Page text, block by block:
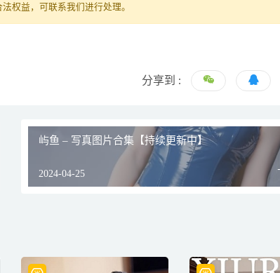
权益，可联系我们进行处理。
分享到 :
屿鱼 – 写真图片合集【持续更新中】
2024-04-25